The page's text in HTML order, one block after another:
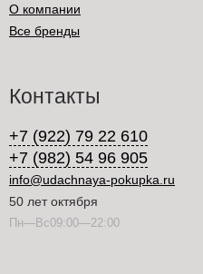
О компании
Все бренды
Контакты
+7 (922) 79 22 610
+7 (982) 54 96 905
info@udachnaya-pokupka.ru
50 лет октября
Пн—Вс09:00—22:00